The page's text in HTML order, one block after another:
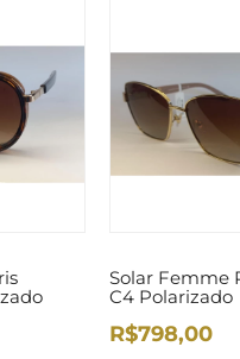
Solar Femme
C4 Polarizado
R$798,00